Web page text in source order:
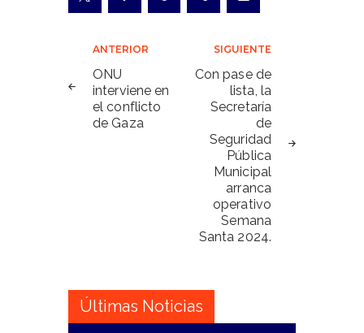
Navegación
de
entradas
ANTERIOR
ONU
interviene en
el conflicto
de Gaza
SIGUIENTE
Con pase de
lista, la
Secretaría
de
Seguridad
Pública
Municipal
arranca
operativo
Semana
Santa 2024.
Últimas Noticias